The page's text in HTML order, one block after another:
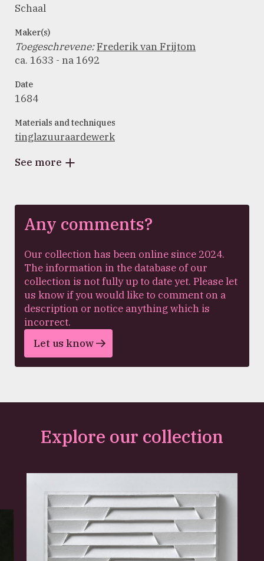
Schaal
Maker(s)
Toegeschrevene:Frederik van Frijtom
ca. 1633 - na 1692
Date
1684
Materials and techniques
tinglazuuraardewerk
See more
Any comments?
Our collection has been online since 2024.
The information in the database of our
collection is not fully up to date yet. Please let
us know if you would like to comment on a
description or notice anything which is
incorrect.
Let us know
Explore our collection